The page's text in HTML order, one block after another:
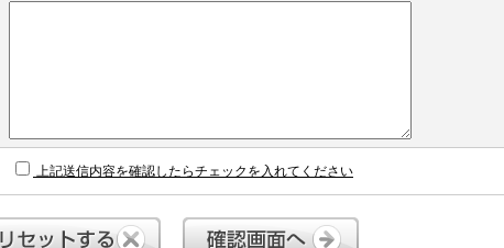
上記送信内容を確認したらチェックを入れてください